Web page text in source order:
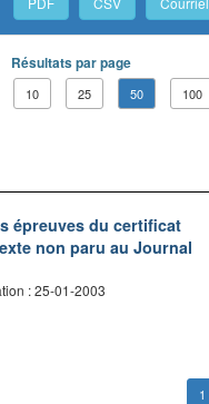
Résultats par page
10 25 50 100
épreuves du certificat
non paru au Journal
: 25-01-2003
1